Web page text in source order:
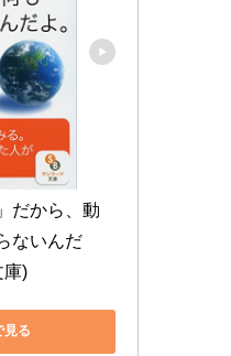
だから、動
ないんだ
庫)
る